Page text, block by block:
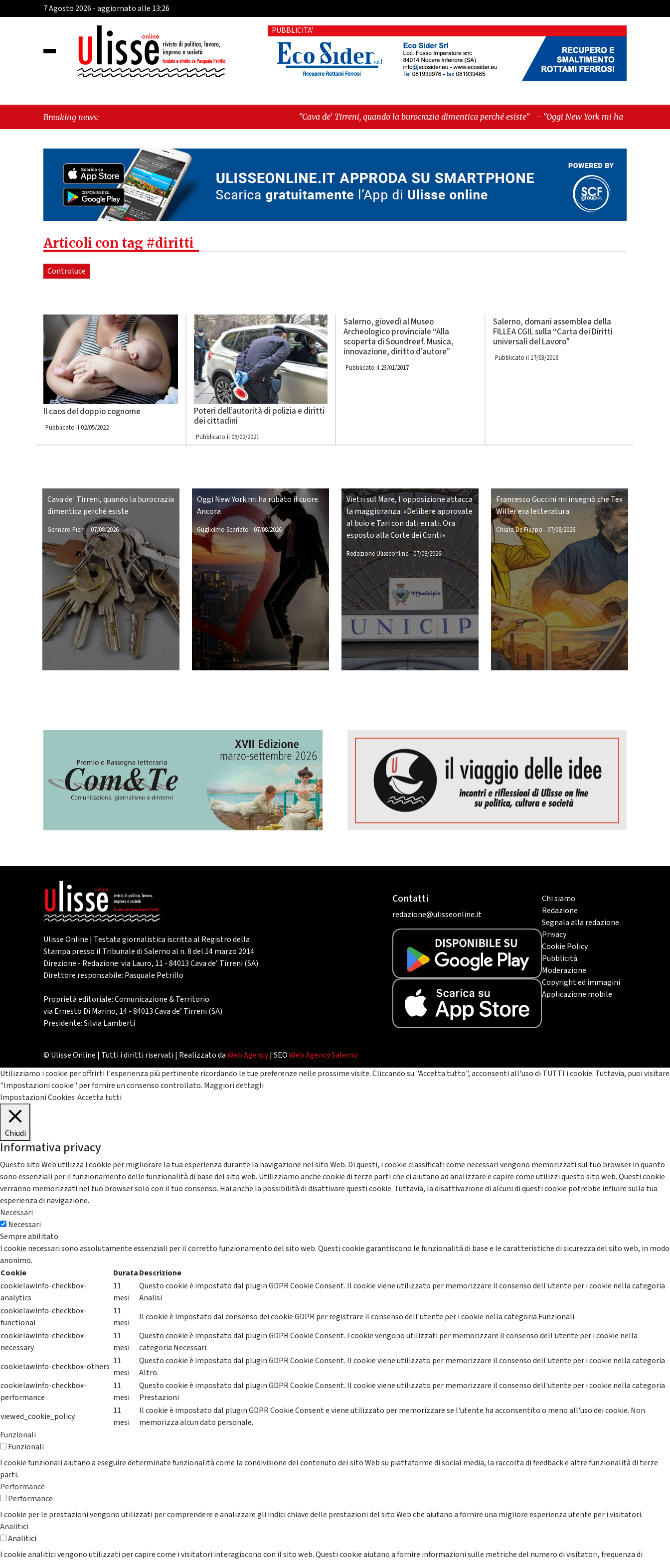
7 Agosto 2026 - aggiornato alle 13:26
PUBBLICITA'
Breaking news: "Cava de' Tirreni, quando la burocrazia dimentica perché esiste" - "Oggi New York mi ha rubato il cuore.
Ancora"
Articoli con tag #diritti
Controluce
Il caos del doppio cognome
Pubblicato il 02/05/2022
Poteri dell’autorità di polizia e diritti
dei cittadini
Pubblicato il 09/02/2021
Salerno, giovedì al Museo
Archeologico provinciale “Alla
scoperta di Soundreef. Musica,
innovazione, diritto d’autore”
Pubblicato il 23/01/2017
Salerno, domani assemblea della
FILLEA CGIL sulla “Carta dei Diritti
universali del Lavoro”
Pubblicato il 17/03/2016
Cava de' Tirreni, quando la burocrazia
dimentica perché esiste
Gennaro Pierri- 07/08/2026
Oggi New York mi ha rubato il cuore.
Ancora
Guglielmo Scarlato -07/08/2026
Vietri sul Mare, l'opposizione attacca
la maggioranza: «Delibere approvate
al buio e Tari con dati errati. Ora
esposto alla Corte dei Conti»
Redazione Ulisseonline-07/08/2026
Francesco Guccini mi insegnò che Tex
Willer era letteratura
Chiara De Filippo -07/08/2026
Ulisse Online | Testata giornalistica iscritta al Registro della
Stampa presso il Tribunale di Salerno al n. 8 del 14 marzo 2014
Direzione - Redazione: via Lauro, 11 - 84013 Cava de’ Tirreni (SA)
Direttore responsabile: Pasquale Petrillo
Proprietà editoriale: Comunicazione & Territorio
via Ernesto Di Marino, 14 - 84013 Cava de’ Tirreni (SA)
Presidente: Silvia Lamberti
Contatti
redazione@ulisseonline.it
Chi siamo
Redazione
Segnala alla redazione
Privacy
Cookie Policy
Pubblicità
Moderazione
Copyright ed immagini
Applicazione mobile
© Ulisse Online | Tutti i diritti riservati | Realizzato daWeb Agency| SEOWeb Agency Salerno
Utilizziamo i cookie per offrirti l'esperienza più pertinente ricordando le tue preferenze nelle prossime visite. Cliccando su "Accetta tutto", acconsenti all'uso di TUTTI i cookie. Tuttavia, puoi visitare
"Impostazioni cookie" per fornire un consenso controllato. Maggiori dettagli
Impostazioni Cookies Accetta tutti
Chiudi
Informativa privacy
Questo sito Web utilizza i cookie per migliorare la tua esperienza durante la navigazione nel sito Web. Di questi, i cookie classificati come necessari vengono memorizzati sul tuo browser in quanto
sono essenziali per il funzionamento delle funzionalità di base del sito web. Utilizziamo anche cookie di terze parti che ci aiutano ad analizzare e capire come utilizzi questo sito web. Questi cookie
verranno memorizzati nel tuo browser solo con il tuo consenso. Hai anche la possibilità di disattivare questi cookie. Tuttavia, la disattivazione di alcuni di questi cookie potrebbe influire sulla tua
esperienza di navigazione.
Necessari
Necessari
Sempre abilitato
I cookie necessari sono assolutamente essenziali per il corretto funzionamento del sito web. Questi cookie garantiscono le funzionalità di base e le caratteristiche di sicurezza del sito web, in modo
anonimo.
Cookie
DurataDescrizione
cookielawinfo-checkbox-
analytics
11
mesi
Questo cookie è impostato dal plugin GDPR Cookie Consent. Il cookie viene utilizzato per memorizzare il consenso dell'utente per i cookie nella categoria
Analisi
cookielawinfo-checkbox-
functional
11
mesi
Il cookie è impostato dal consenso dei cookie GDPR per registrare il consenso dell'utente per i cookie nella categoria Funzionali.
cookielawinfo-checkbox-
necessary
11
mesi
Questo cookie è impostato dal plugin GDPR Cookie Consent. I cookie vengono utilizzati per memorizzare il consenso dell'utente per i cookie nella
categoria Necessari.
cookielawinfo-checkbox-others
11
mesi
Questo cookie è impostato dal plugin GDPR Cookie Consent. Il cookie viene utilizzato per memorizzare il consenso dell'utente per i cookie nella categoria
Altro.
cookielawinfo-checkbox-
performance
11
mesi
Questo cookie è impostato dal plugin GDPR Cookie Consent. Il cookie viene utilizzato per memorizzare il consenso dell'utente per i cookie nella categoria
Prestazioni
viewed_cookie_policy
11
mesi
Il cookie è impostato dal plugin GDPR Cookie Consent e viene utilizzato per memorizzare se l'utente ha acconsentito o meno all'uso dei cookie. Non
memorizza alcun dato personale.
Funzionali
Funzionali
I cookie funzionali aiutano a eseguire determinate funzionalità come la condivisione del contenuto del sito Web su piattaforme di social media, la raccolta di feedback e altre funzionalità di terze
parti.
Performance
Performance
I cookie per le prestazioni vengono utilizzati per comprendere e analizzare gli indici chiave delle prestazioni del sito Web che aiutano a fornire una migliore esperienza utente per i visitatori.
Analitici
Analitici
I cookie analitici vengono utilizzati per capire come i visitatori interagiscono con il sito web. Questi cookie aiutano a fornire informazioni sulle metriche del numero di visitatori, frequenza di